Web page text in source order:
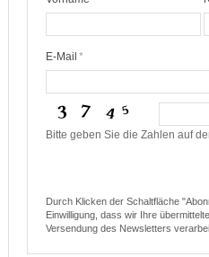
E-Mail *
Bitte geben Sie die Zahlen auf
Durch Klicken der Schaltfläche
Einwilligung, dass wir Ihre
Versendung des Newsletters